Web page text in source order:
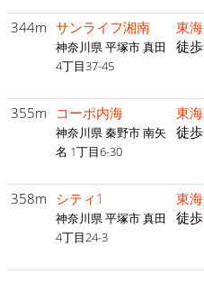
344m サンライフ湘南
神奈川県 平塚市 真田
4丁目37-45
東
徒
355m コーポ内海
神奈川県 秦野市 南矢
名 1丁目6-30
東
徒
358m シティ1
神奈川県 平塚市 真田
4丁目24-3
東
徒